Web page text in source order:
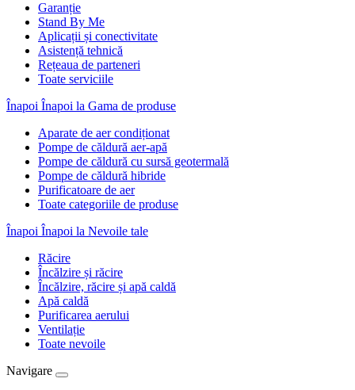
Garanție
Stand By Me
Aplicații și conectivitate
Asistență tehnică
Rețeaua de parteneri
Toate serviciile
Înapoi Înapoi la Gama de produse
Aparate de aer condiționat
Pompe de căldură aer-apă
Pompe de căldură cu sursă geotermală
Pompe de căldură hibride
Purificatoare de aer
Toate categoriile de produse
Înapoi Înapoi la Nevoile tale
Răcire
Încălzire și răcire
Încălzire, răcire și apă caldă
Apă caldă
Purificarea aerului
Ventilație
Toate nevoile
Navigare